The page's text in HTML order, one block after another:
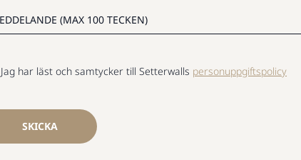
Jag har läst och samtycker till Setterwalls personuppgiftspolicy
SKICKA